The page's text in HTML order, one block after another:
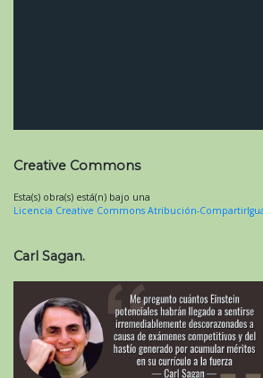
Creative Commons
Esta(s) obra(s) está(n) bajo una
Licencia Creative Commons Atribución-
Carl Sagan.